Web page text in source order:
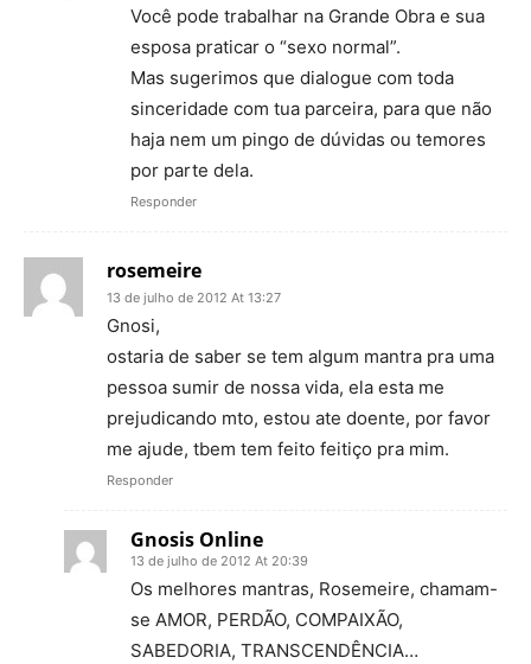
Você pode trabalhar na Grande Obra e sua
esposa praticar o “sexo normal”.
Mas sugerimos que dialogue com toda
sinceridade com tua parceira, para que não
haja nem um pingo de dúvidas ou temores
por parte dela.
Responder
rosemeire
13 de julho de 2012 At 13:27
Gnosi,
ostaria de saber se tem algum mantra pra uma
pessoa sumir de nossa vida, ela esta me
prejudicando mto, estou ate doente, por favor
me ajude, tbem tem feito feitiço pra mim.
Responder
Gnosis Online
13 de julho de 2012 At 20:39
Os melhores mantras, Rosemeire, chamam-
se AMOR, PERDÃO, COMPAIXÃO,
SABEDORIA, TRANSCENDÊNCIA…